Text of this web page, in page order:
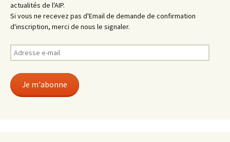
actualités de l'AIP.
Si vous ne recevez pas d'Email de demande de confirmation
d'inscription, merci de nous le signaler.
Adresse
e-
Je m'abonne